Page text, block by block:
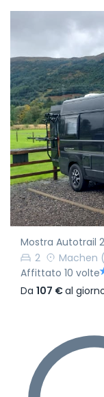
Mostra Autotrail
2
Machen
Affittato 10 volte
Da 107 €al